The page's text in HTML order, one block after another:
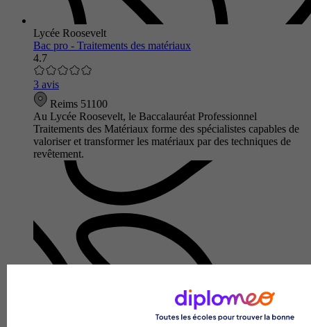
Lycée Roosevelt
Bac pro - Traitements des matériaux
4.7
3 avis
Reims 51100
Au Lycée Roosevelt, le Baccalauréat Professionnel
Traitements des Matériaux forme des spécialistes capables de
valoriser et transformer les matériaux par des techniques de
revêtement.